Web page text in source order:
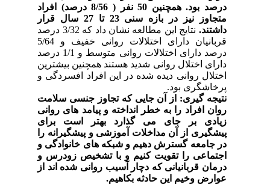
درصد بود. همچنین 50 نفر ( 8/56 درصد) افراد
متجاوز نیز در بازه سنی 23 تا 27 سال قرار
داشتند.
نتایج این مطالعه نشان داد که 3/32 درصد
قربانیان دارای اختلالات روانی خفیف و 5/64
درصد دارای اختلالات روانی متوسط و 1/1 درصد
دارای اختلال روانی شدید هستند همچنین بیشترین
اختلال روانی دیده شده در این افراد افسردگی و
پرخاشگری بود.
نتیجه گیری: از آن جایی که تجاوز جنسی سلامت
روان افراد را به خطر انداخته و پیامد های روانی
زیادی بر جای می گذارد بهتر است برای
پیشگیری از آن مداخلات آموزشی و پیشگیرانه را
در جامعه گسترش دهیم و شبکه های خانوادگی و
اجتماعی را تقویت کنیم و با تشخیص زودرس و
درمان قربانیانی که دچار آسیب روانی شده اند از
عوارض وخیم این حادثه بکاهیم.